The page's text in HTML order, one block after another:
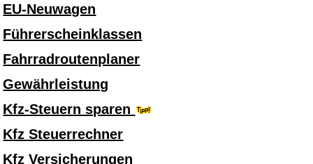
EU-Neuwagen
Führerscheinklassen
Fahrradroutenplaner
Gewährleistung
Kfz-Steuern sparen
Kfz Steuerrechner
Kfz Versicherungen